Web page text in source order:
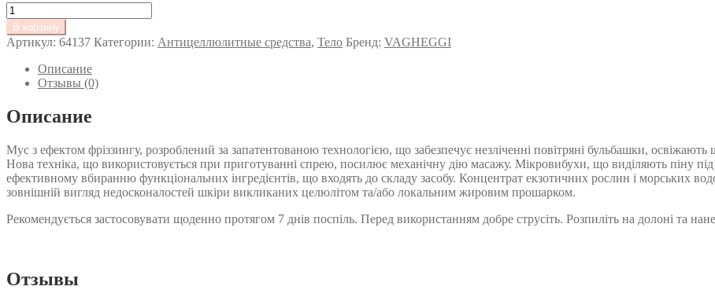
Количество
товара
Мусс
Слиминг-
эффект
VAGHEGGI
SINECELL
SPARKLING
BODY
150ml
В корзину
Артикул: 64137 Категории: Антицеллюлитные средства, Тело Бренд: VAGHEGGI
Описание
Отзывы (0)
Описание
Мус з ефектом фріззингу, розроблений за запатентованою технологією, що забезпечує незліченні повітряні бульбашки,
Нова техніка, що використовується при приготуванні спрею, посилює механічну дію масажу. Мікровибухи, що виділяють піну
ефективному вбиранню функціональних інгредієнтів, що входять до складу засобу. Концентрат екзотичних рослин і морських
зовнішній вигляд недосконалостей шкіри викликаних целюлітом та/або локальним жировим прошарком.
Рекомендується застосовувати щоденно протягом 7 днів поспіль. Перед використанням добре струсіть. Розпиліть на долоні та
Отзывы